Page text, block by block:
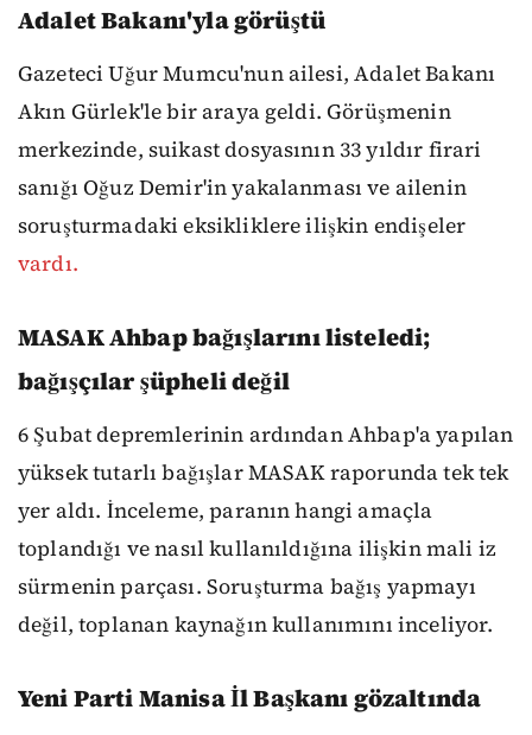
Adalet Bakanı'yla görüştü
Gazeteci Uğur Mumcu'nun ailesi, Adalet Bakanı
Akın Gürlek'le bir araya geldi. Görüşmenin
merkezinde, suikast dosyasının 33 yıldır firari
sanığı Oğuz Demir'in yakalanması ve ailenin
soruşturmadaki eksikliklere ilişkin endişeler
vardı.
MASAK Ahbap bağışlarını listeledi;
bağışçılar şüpheli değil
6 Şubat depremlerinin ardından Ahbap'a yapılan
yüksek tutarlı bağışlar MASAK raporunda tek tek
yer aldı. İnceleme, paranın hangi amaçla
toplandığı ve nasıl kullanıldığına ilişkin mali iz
sürmenin parçası. Soruşturma bağış yapmayı
değil, toplanan kaynağın kullanımını inceliyor.
Yeni Parti Manisa İl Başkanı gözaltında